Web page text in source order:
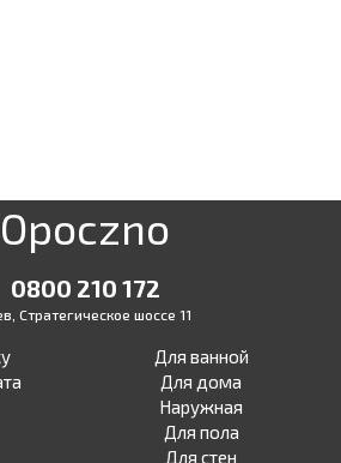
Opoczno
0800 210 172
Стратегическое шоссе 11
Для ванной
Для дома
Наружная
Для пола
Для стен